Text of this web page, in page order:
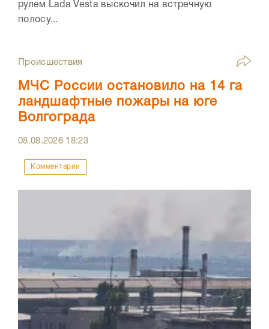
рулем Lada Vesta выскочил на встречную
полосу...
Происшествия
МЧС России остановило на 14 га
ландшафтные пожары на юге
Волгограда
08.08.2026 18:23
Комментарии